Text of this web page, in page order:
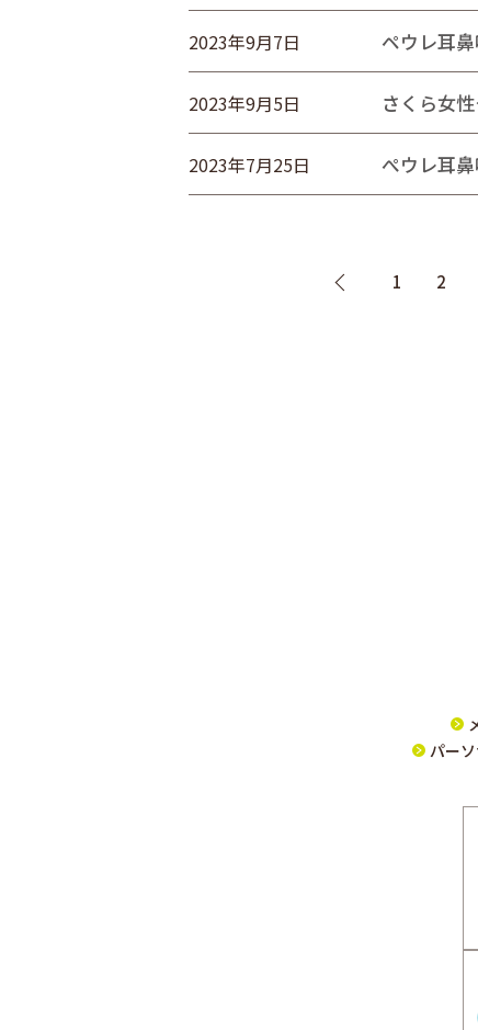
2023年9月7日 ペウレ耳
2023年9月5日 さくら女
2023年7月25日 ぺウレ耳
1 2
パー